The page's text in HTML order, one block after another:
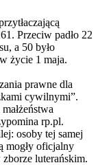
Przeciw padło 22
a 50 było
życie 1 maja.
prawne dla
cywilnymi”.
rp.pl.
osoby tej samej
mogły oficjalny
luterańskim.